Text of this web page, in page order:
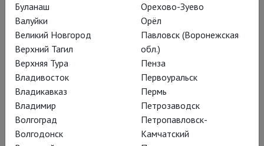
Гамлет | Коллаж
«Гамлет | Коллаж» – первый спектакль Робера Лепажа в
Москве. Все роли трагедии Шекспира исполняет Евгений
Миронов.
Буланаш
Валуйки
Великий Новгород
Верхний Тагил
Верхняя Тура
Владивосток
Владикавказ
Владимир
Волгоград
Волгодонск
Орехово-Зуево
Орёл
Павловск (Воронежская
обл.)
Пенза
Первоуральск
Пермь
Петрозаводск
Петропавловск-
Камчатский